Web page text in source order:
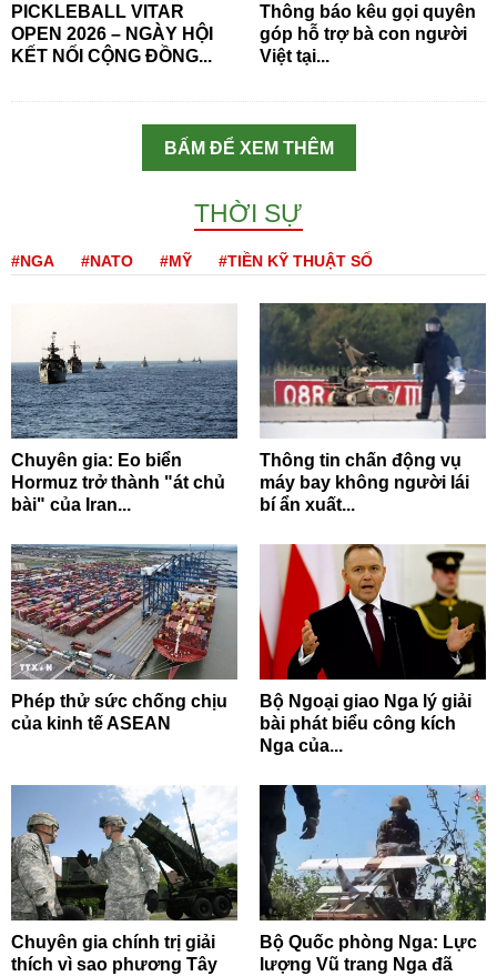
PICKLEBALL VITAR
OPEN 2026 – NGÀY HỘI
KẾT NỐI CỘNG ĐỒNG...
Thông báo kêu gọi quyên
góp hỗ trợ bà con người
Việt tại...
BẤM ĐỂ XEM THÊM
THỜI SỰ
#NGA #NATO #MỸ #TIỀN KỸ THUẬT SỐ
Chuyên gia: Eo biển
Hormuz trở thành "át chủ
bài" của Iran...
Thông tin chấn động vụ
máy bay không người lái
bí ẩn xuất...
Phép thử sức chống chịu
của kinh tế ASEAN
Bộ Ngoại giao Nga lý giải
bài phát biểu công kích
Nga của...
Chuyên gia chính trị giải
thích vì sao phương Tây
Bộ Quốc phòng Nga: Lực
lượng Vũ trang Nga đã